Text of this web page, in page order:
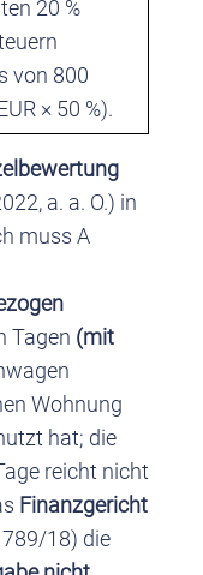
20 %
von 800
× 50 %).
a. a. O.) in
muss A
Tagen (mit
Wohnung
hat; die
reicht nicht
Finanzgericht
18) die